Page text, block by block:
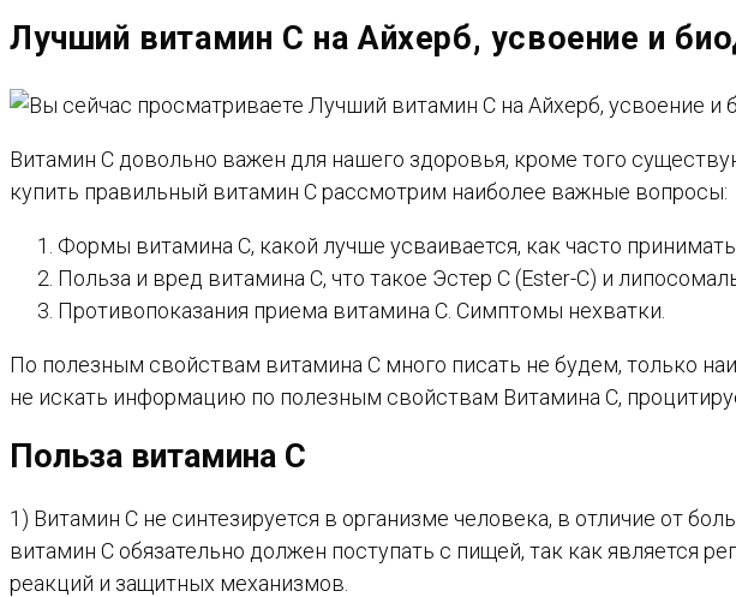
Лучший витамин С на Айхерб, усвоение и
Витамин С довольно важен для нашего здоровья, кроме того
купить правильный витамин С рассмотрим наиболее важные вопросы:
Формы витамина С, какой лучше усваивается, как часто
Польза и вред витамина С, что такое Эстер С (Ester-C) и
Противопоказания приема витамина С. Симптомы нехватки.
По полезным свойствам витамина С много писать не будем, только
не искать информацию по полезным свойствам Витамина С,
Польза витамина С
1) Витамин С не синтезируется в организме человека, в отличие от
витамин С обязательно должен поступать с пищей, так как является
реакций и защитных механизмов.